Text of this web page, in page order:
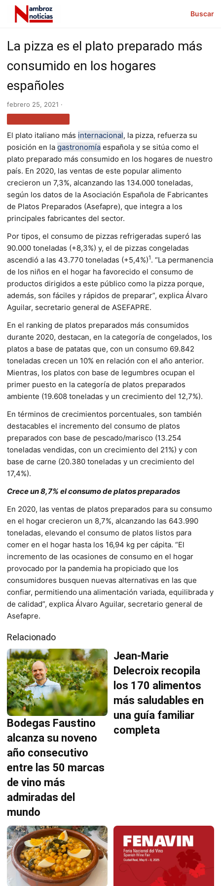
Buscar
La pizza es el plato preparado más
consumido en los hogares
españoles
febrero 25, 2021 ·
El plato italiano más internacional, la pizza, refuerza su
posición en la gastronomía española y se sitúa como el
plato preparado más consumido en los hogares de nuestro
país. En 2020, las ventas de este popular alimento
crecieron un 7,3%, alcanzando las 134.000 toneladas,
según los datos de la Asociación Española de Fabricantes
de Platos Preparados (Asefapre), que integra a los
principales fabricantes del sector.
Por tipos, el consumo de pizzas refrigeradas superó las
90.000 toneladas (+8,3%) y, el de pizzas congeladas
ascendió a las 43.770 toneladas (+5,4%)1. “La permanencia
de los niños en el hogar ha favorecido el consumo de
productos dirigidos a este público como la pizza porque,
además, son fáciles y rápidos de preparar”, explica Álvaro
Aguilar, secretario general de ASEFAPRE.
En el ranking de platos preparados más consumidos
durante 2020, destacan, en la categoría de congelados, los
platos a base de patatas que, con un consumo 69.842
toneladas crecen un 10% en relación con el año anterior.
Mientras, los platos con base de legumbres ocupan el
primer puesto en la categoría de platos preparados
ambiente (19.608 toneladas y un crecimiento del 12,7%).
En términos de crecimientos porcentuales, son también
destacables el incremento del consumo de platos
preparados con base de pescado/marisco (13.254
toneladas vendidas, con un crecimiento del 21%) y con
base de carne (20.380 toneladas y un crecimiento del
17,4%).
Crece un 8,7% el consumo de platos preparados
En 2020, las ventas de platos preparados para su consumo
en el hogar crecieron un 8,7%, alcanzando las 643.990
toneladas, elevando el consumo de platos listos para
comer en el hogar hasta los 16,94 kg per cápita. “El
incremento de las ocasiones de consumo en el hogar
provocado por la pandemia ha propiciado que los
consumidores busquen nuevas alternativas en las que
confiar, permitiendo una alimentación variada, equilibrada y
de calidad”, explica Álvaro Aguilar, secretario general de
Asefapre.
Relacionado
Bodegas Faustino
alcanza su noveno
año consecutivo
entre las 50 marcas
de vino más
admiradas del
mundo
Jean-Marie
Delecroix recopila
los 170 alimentos
más saludables en
una guía familiar
completa